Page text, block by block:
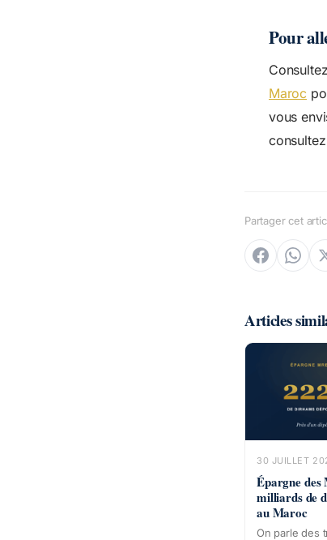
Pour
Maroc
vous
consultez
Partager cet
Articles
30 JUILLET
Épargne des
milliards de
au Maroc
On parle des